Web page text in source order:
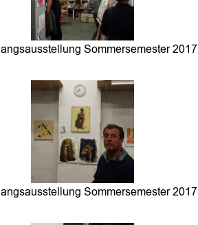
Sommersemester 2017
Sommersemester 2017